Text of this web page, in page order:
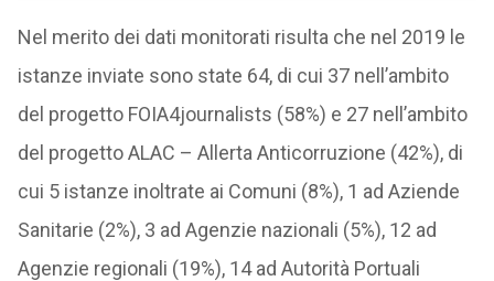
Nel merito dei dati monitorati risulta che nel 2019 le
istanze inviate sono state 64, di cui 37 nell’ambito
del progetto FOIA4journalists (58%) e 27 nell’ambito
del progetto ALAC – Allerta Anticorruzione (42%), di
cui 5 istanze inoltrate ai Comuni (8%), 1 ad Aziende
Sanitarie (2%), 3 ad Agenzie nazionali (5%), 12 ad
Agenzie regionali (19%), 14 ad Autorità Portuali